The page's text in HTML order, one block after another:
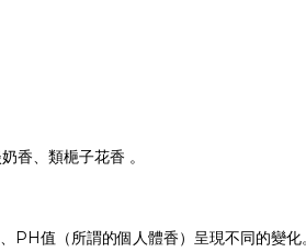
香、類梔子花香 。
值（所謂的個人體香）呈現不同的變